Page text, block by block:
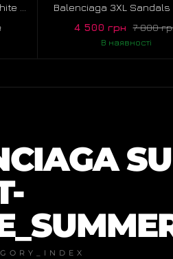
Balenciaga 3XL Sandals
7 800
4 500 грн
В наявності